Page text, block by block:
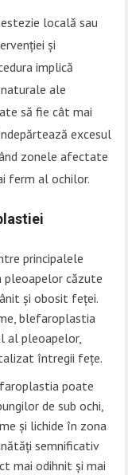
locală sau
și
implică
ale
să fie cât mai
excesul
zonele afectate
ferm al ochilor.
principalele
pleoapelor căzute
și obosit feței.
blefaroplastia
al pleoapelor,
întregii fețe.
poate
de sub ochi,
și lichide în zona
semnificativ
mai odihnit și mai